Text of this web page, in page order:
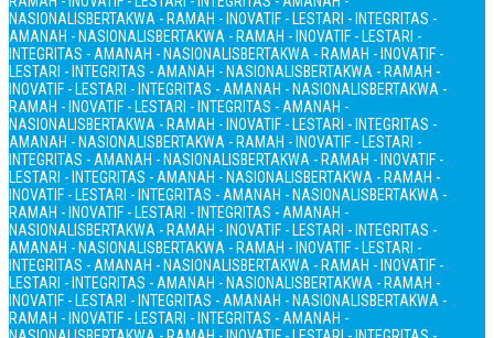
NASIONALISBERTAKWA - RAMAH - INOVATIF - LESTARI - INTEGRITAS -
AMANAH - NASIONALISBERTAKWA - RAMAH - INOVATIF - LESTARI -
INTEGRITAS - AMANAH - NASIONALISBERTAKWA - RAMAH - INOVATIF -
LESTARI - INTEGRITAS - AMANAH - NASIONALISBERTAKWA - RAMAH -
INOVATIF - LESTARI - INTEGRITAS - AMANAH - NASIONALISBERTAKWA -
RAMAH - INOVATIF - LESTARI - INTEGRITAS - AMANAH -
NASIONALISBERTAKWA - RAMAH - INOVATIF - LESTARI - INTEGRITAS -
AMANAH - NASIONALISBERTAKWA - RAMAH - INOVATIF - LESTARI -
INTEGRITAS - AMANAH - NASIONALISBERTAKWA - RAMAH - INOVATIF -
LESTARI - INTEGRITAS - AMANAH - NASIONALISBERTAKWA - RAMAH -
INOVATIF - LESTARI - INTEGRITAS - AMANAH - NASIONALISBERTAKWA -
RAMAH - INOVATIF - LESTARI - INTEGRITAS - AMANAH -
NASIONALISBERTAKWA - RAMAH - INOVATIF - LESTARI - INTEGRITAS -
AMANAH - NASIONALISBERTAKWA - RAMAH - INOVATIF - LESTARI -
INTEGRITAS - AMANAH - NASIONALISBERTAKWA - RAMAH - INOVATIF -
LESTARI - INTEGRITAS - AMANAH - NASIONALISBERTAKWA - RAMAH -
INOVATIF - LESTARI - INTEGRITAS - AMANAH - NASIONALISBERTAKWA -
RAMAH - INOVATIF - LESTARI - INTEGRITAS - AMANAH -